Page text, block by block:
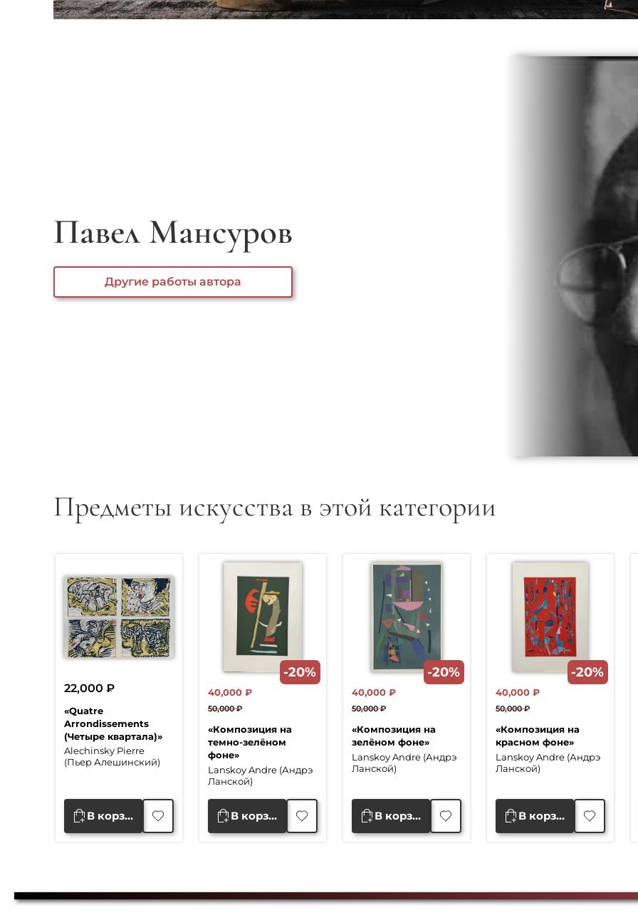
Павел Мансуров
Другие работы автора
Предметы искусства в этой категории
«Quatre
Arrondissements
(Четыре квартала)»
Alechinsky Pierre
(Пьер Алешинский)
22,000₽
В корзину
-20%
«Композиция на
темно-зелёном
фоне»
Lanskoy Andre (Андрэ
Ланской)
50,000₽
цена
составляла
50,000 ₽.
40,000 ₽
цена:
40,000 ₽.
В корзину
-20%
«Композиция на
зелёном фоне»
Lanskoy Andre (Андрэ
Ланской)
50,000₽
цена
составляла
50,000 ₽.
40,000 ₽
цена:
40,000 ₽.
В корзину
-20%
«Композиция на
красном фоне»
Lanskoy Andre (Андрэ
Ланской)
50,000₽
цена
составляла
50,000 ₽.
40,000 ₽
цена:
40,000 ₽.
В корзину